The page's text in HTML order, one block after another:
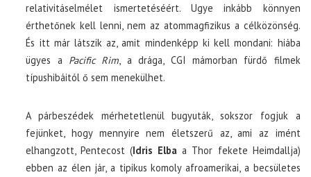
relativitáselmélet ismertetéséért. Ugye inkább könnyen
érthetőnek kell lenni, nem az atommagfizikus a célközönség.
És itt már látszik az, amit mindenképp ki kell mondani: hiába
ügyes a Pacific Rim, a drága, CGI mámorban fürdő filmek
típushibáitól ő sem menekülhet.
A párbeszédek mérhetetlenül bugyuták, sokszor fogjuk a
fejünket, hogy mennyire nem életszerű az, ami az imént
elhangzott, Pentecost (Idris Elbaa Thor fekete Heimdallja)
ebben az élen jár, a tipikus komoly afroamerikai, a becsületes